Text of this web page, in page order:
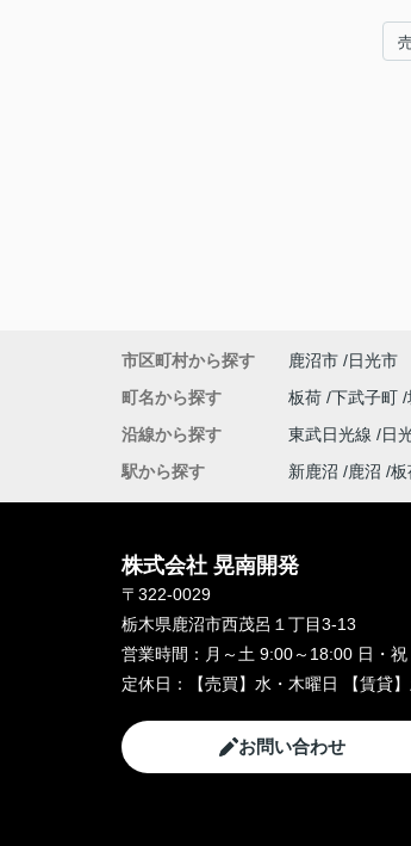
市区町村から探す 鹿沼市
日光市
町名から探す
板荷 下武子町
沿線から探す
東武日光線
日
駅から探す
新鹿沼 鹿沼 板
株式会社 晃南開発
〒322-0029
栃木県鹿沼市西茂呂１丁目3-13
営業時間： 月～土 9:00～18:00 日・
定休日：
【売買】水・木曜日 【賃貸
お問い合わせ